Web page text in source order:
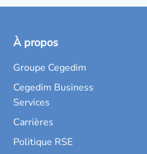
À propos
Groupe Cegedim
Cegedim Business
Services
Carrières
Politique RSE